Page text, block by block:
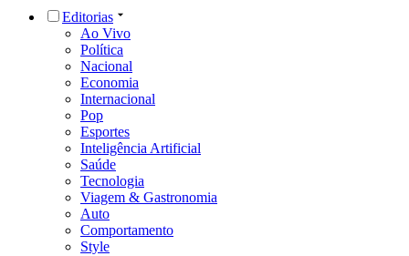
Editorias
Ao Vivo
Política
Nacional
Economia
Internacional
Pop
Esportes
Inteligência Artificial
Saúde
Tecnologia
Viagem & Gastronomia
Auto
Comportamento
Style